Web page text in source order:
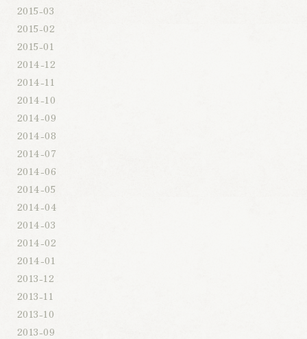
2015-03
2015-02
2015-01
2014-12
2014-11
2014-10
2014-09
2014-08
2014-07
2014-06
2014-05
2014-04
2014-03
2014-02
2014-01
2013-12
2013-11
2013-10
2013-09